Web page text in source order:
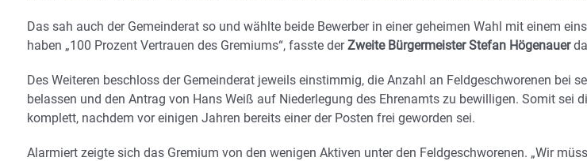
Das sah auch der Gemeinderat so und wählte beide Bewerber in einer geheimen Wahl mit einem
haben „100 Prozent Vertrauen des Gremiums“, fasste derZweite Bürgermeister Stefan Högenauer
Des Weiteren beschloss der Gemeinderat jeweils einstimmig, die Anzahl an Feldgeschworenen bei
belassen und den Antrag von Hans Weiß auf Niederlegung des Ehrenamts zu bewilligen. Somit sei
komplett, nachdem vor einigen Jahren bereits einer der Posten frei geworden sei.
Alarmiert zeigte sich das Gremium von den wenigen Aktiven unter den Feldgeschworenen. „Wir